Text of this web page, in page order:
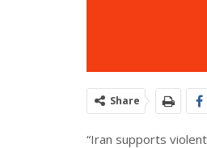
Share
“Iran supports